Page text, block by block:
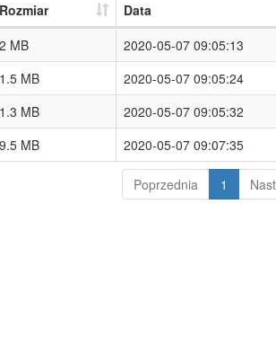
Rozmiar
Data
2 MB
2020-05-07 09:05:13
1.5 MB
2020-05-07 09:05:24
1.3 MB
2020-05-07 09:05:32
9.5 MB 2020-05-07 09:07:35
Poprzednia 1